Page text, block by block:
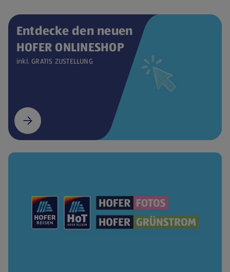
Entdecke den neuen
HOFER ONLINESHOP
inkl. GRATIS ZUSTELLUNG
(öffnet in einem neuen Tab)